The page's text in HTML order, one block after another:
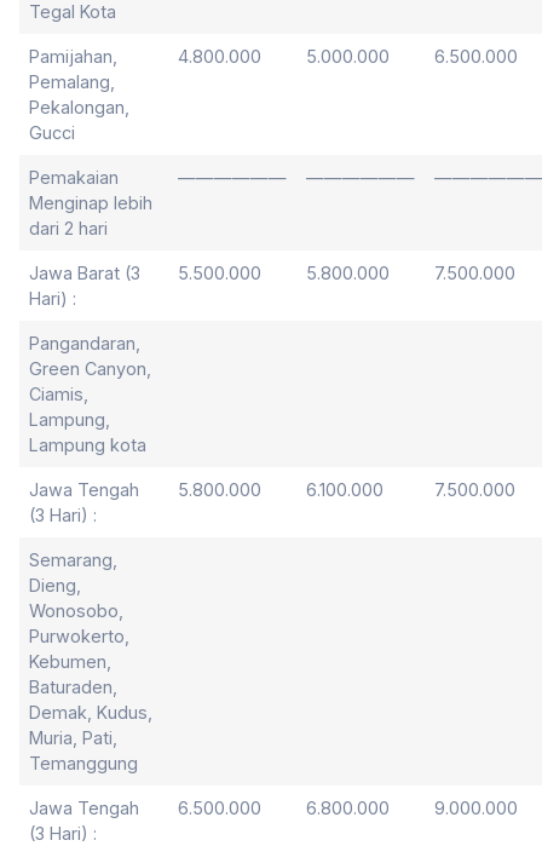
Tegal Kota
Pamijahan,
Pemalang,
Pekalongan,
Gucci
4.800.000 5.000.000 6.500.000
Pemakaian
Menginap lebih
dari 2 hari
—————— —————— ——————
Jawa Barat (3
Hari) :
5.500.000 5.800.000 7.500.000
Pangandaran,
Green Canyon,
Ciamis,
Lampung,
Lampung kota
Jawa Tengah
(3 Hari) :
5.800.000 6.100.000 7.500.000
Semarang,
Dieng,
Wonosobo,
Purwokerto,
Kebumen,
Baturaden,
Demak, Kudus,
Muria, Pati,
Temanggung
Jawa Tengah
(3 Hari) :
6.500.000 6.800.000 9.000.000